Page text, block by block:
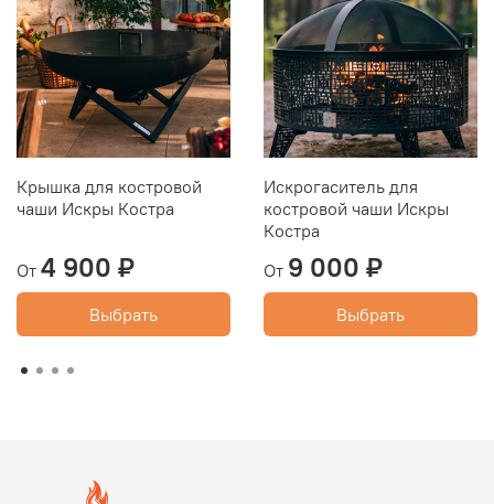
Крышка для костровой
чаши Искры Костра
От 4 900 ₽
Выбрать
Искрогаситель для
костровой чаши Искры
Костра
От 9 000 ₽
Выбрать